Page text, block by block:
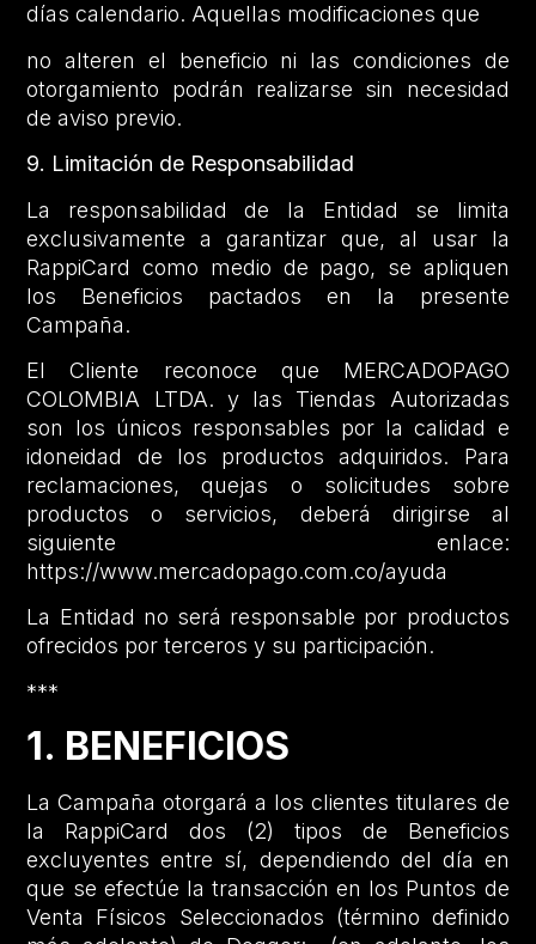
días calendario. Aquellas modificaciones que
no alteren el beneficio ni las condiciones de
otorgamiento podrán realizarse sin necesidad
de aviso previo.
9. Limitación de Responsabilidad
La responsabilidad de la Entidad se limita
exclusivamente a garantizar que, al usar la
RappiCard como medio de pago, se apliquen
los Beneficios pactados en la presente
Campaña.
El Cliente reconoce que MERCADOPAGO
COLOMBIA LTDA. y las Tiendas Autorizadas
son los únicos responsables por la calidad e
idoneidad de los productos adquiridos. Para
reclamaciones, quejas o solicitudes sobre
productos o servicios, deberá dirigirse al
siguiente enlace:
https://www.mercadopago.com.co/ayuda
La Entidad no será responsable por productos
ofrecidos por terceros y su participación.
***
1. BENEFICIOS
La Campaña otorgará a los clientes titulares de
la RappiCard dos (2) tipos de Beneficios
excluyentes entre sí, dependiendo del día en
que se efectúe la transacción en los Puntos de
Venta Físicos Seleccionados (término definido